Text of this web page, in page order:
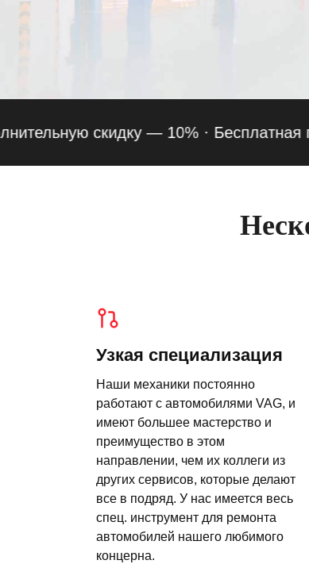
скидку — 10% ·Бесплатная
Узкая специализация
Наши механики постоянно
работают с автомобилями VAG, и
имеют большее мастерство и
преимущество в этом
направлении, чем их коллеги из
других сервисов, которые делают
все в подряд. У нас имеется весь
спец. инструмент для ремонта
автомобилей нашего любимого
концерна.